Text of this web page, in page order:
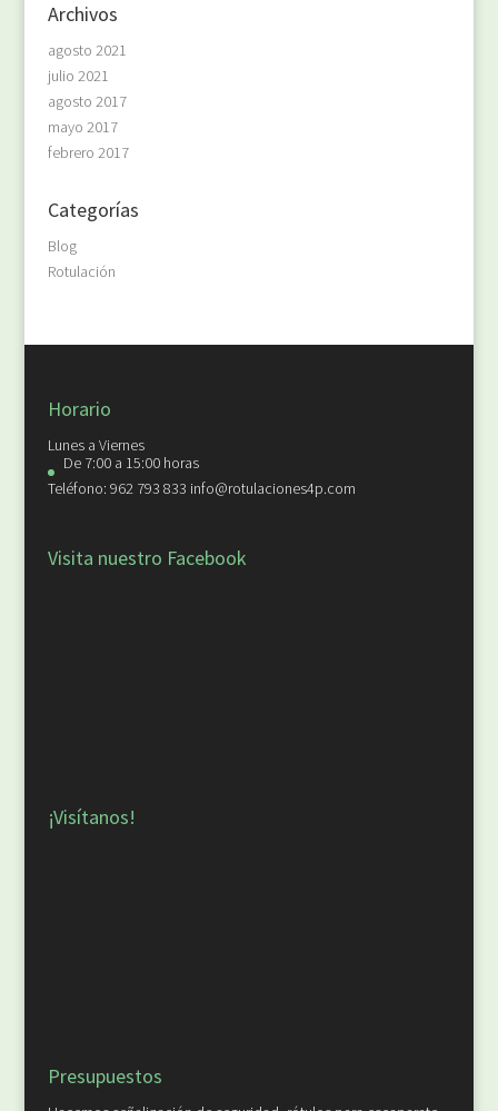
Archivos
agosto 2021
julio 2021
agosto 2017
mayo 2017
febrero 2017
Categorías
Blog
Rotulación
Horario
Lunes a Viernes
De 7:00 a 15:00 horas
Teléfono: 962 793 833 info@rotulaciones4p.com
Visita nuestro Facebook
¡Visítanos!
Presupuestos